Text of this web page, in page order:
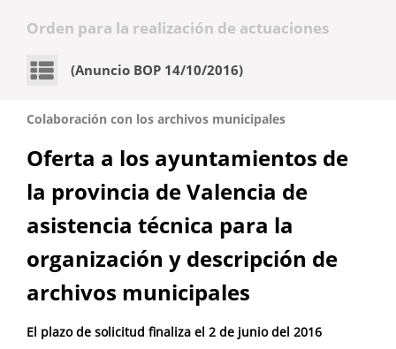
Orden para la realización de actuaciones
(Anuncio BOP 14/10/2016)
Colaboración con los archivos municipales
Oferta a los ayuntamientos de
la provincia de Valencia de
asistencia técnica para la
organización y descripción de
archivos municipales
El plazo de solicitud finaliza el 2 de junio del 2016